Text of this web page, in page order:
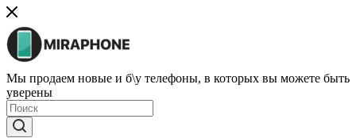
Мы продаем новые и б\у телефоны, в которых вы можете быть
уверены